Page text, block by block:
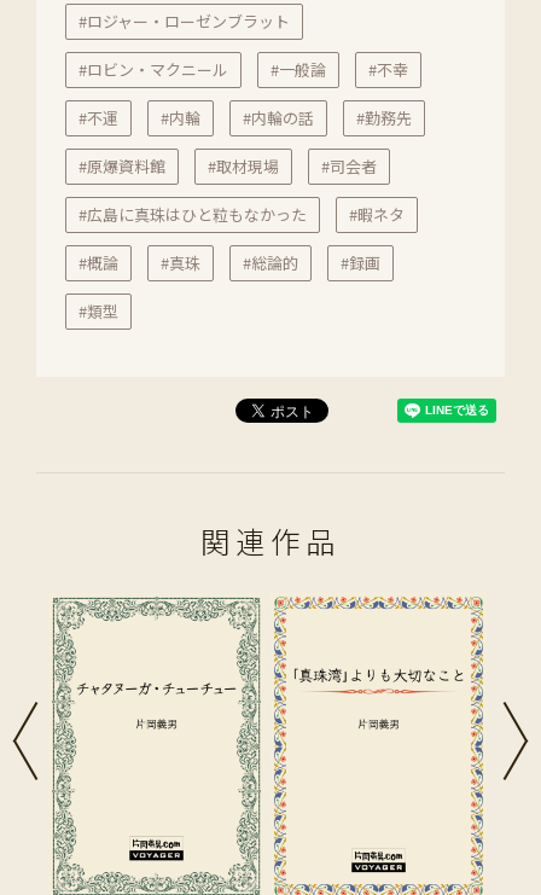
#ロジャー・ローゼンブラット
#ロビン・マクニール #一般論 #不幸
#不運 #内輪 #内輪の話 #勤務先
#原爆資料館 #取材現場 #司会者
#広島に真珠はひと粒もなかった #暇ネタ
#概論 #真珠 #総論的 #録画
#類型
関連作品